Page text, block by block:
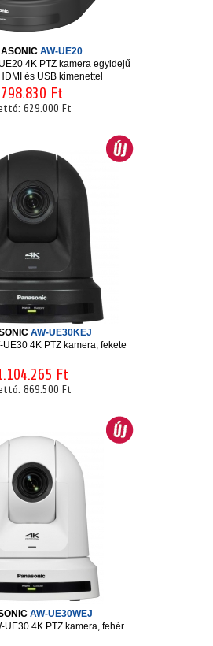
AW-UE20
4K PTZ kamera egyidejű
és USB kimenettel
798.830 Ft
629.000 Ft
AW-UE30KEJ
UE30 4K PTZ kamera, fekete
Ft
869.500 Ft
AW-UE30WEJ
UE30 4K PTZ kamera, fehér